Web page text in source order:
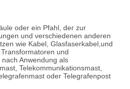
oder ein Pfahl, der zur
und verschiedenen anderen
wie Kabel, Glasfaserkabel,und
und
Anwendung als
Telekommunikationsmast,
oder Telegrafenpost